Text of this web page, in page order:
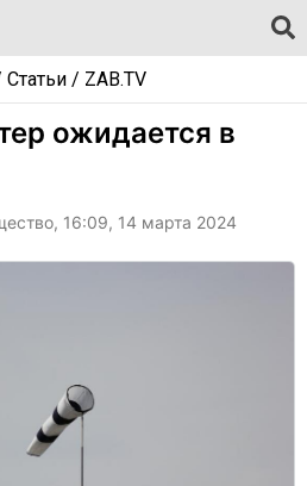
Статьи/ ZAB.TV
ожидается в
16:09, 14 марта 2024